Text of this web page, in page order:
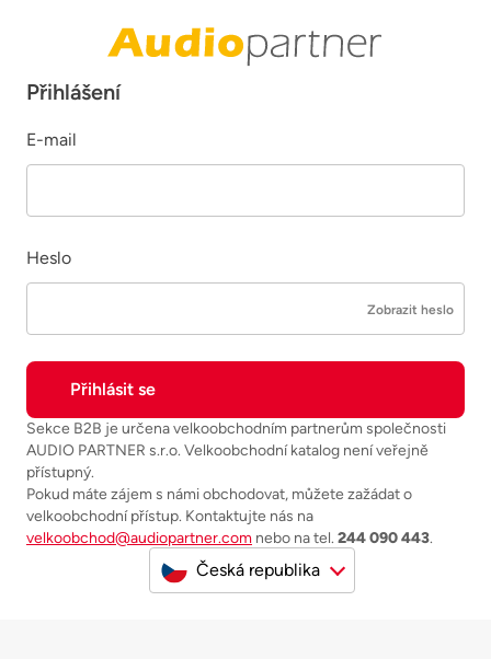
Přihlášení
E-mail
Heslo
Zobrazit heslo
Sekce B2B je určena velkoobchodním partnerům společnosti
AUDIO PARTNER s.r.o. Velkoobchodní katalog není veřejně
přístupný.
Pokud máte zájem s námi obchodovat, můžete zažádat o
velkoobchodní přístup. Kontaktujte nás na
velkoobchod@audiopartner.com nebo na tel. 244 090 443.
Česká republika